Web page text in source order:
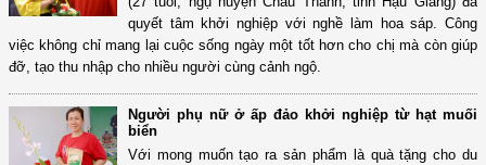
quyết tâm khởi nghiệp với nghề làm hoa sáp. Công
việc không chỉ mang lại cuộc sống ngày một tốt hơn cho chị mà còn giúp
đỡ, tạo thu nhập cho nhiều người cùng cảnh ngộ.
Người phụ nữ ở ấp đảo khởi nghiệp từ hạt muối
biển
Với mong muốn tạo ra sản phẩm là quà tặng cho du